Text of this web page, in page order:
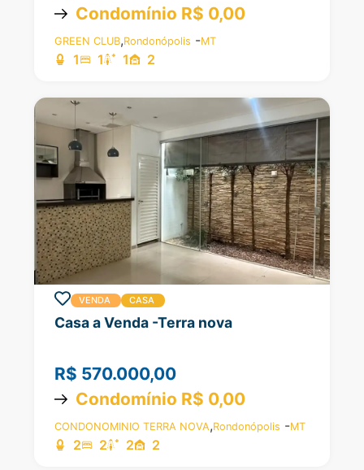
Condomínio R$ 0,00
GREEN CLUB,Rondonópolis -MT
1 1 1 2
VENDA CASA
Casa a Venda -Terra nova
R$ 570.000,00
Condomínio R$ 0,00
CONDONOMINIO TERRA NOVA,Rondonópolis -MT
2 2 2 2